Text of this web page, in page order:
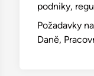
podniky,
Požadavky
Daně,